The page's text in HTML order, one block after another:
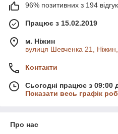
96% позитивних з 194
Працює з 15.02.2019
м. Ніжин
вулиця Шевченка 21, Ніжин,
Контакти
Сьогодні працює з 09:00
Показати весь графік
Про нас